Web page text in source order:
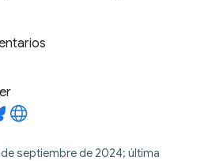
septiembre de 2024; última